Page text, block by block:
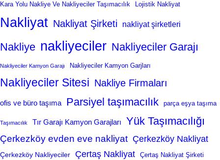
Kara Yolu Nakliye Ve Nakliyeciler Taşımacılık Lojistik Nakliyat
Nakliyat Nakliyat Şirketi nakliyat şirketleri
Nakliye nakliyeciler Nakliyeciler Garajı
Nakliyeciler Kamyon Garajı Nakliyeciler Kamyon Garjları
Nakliyeciler Sitesi Nakliye Firmaları
ofis ve büro taşıma Parsiyel taşımacılık parça eşya taşıma
Taşımacılık Tır Garajı Kamyon Garajları Yük Taşımacılığı
Çerkezköy evden eve nakliyat Çerkezköy Nakliyat
Çerkezköy Nakliyeciler Çertaş Nakliyat Çertaş Nakliyat Şirketi